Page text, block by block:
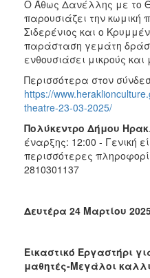
Ο Άθως Δανέλλης με το
παρουσιάζει την κωμική
Σιδερένιος και ο
παράσταση γεμάτη
ενθουσιάσει μικρούς
Περισσότερα στον
https://
theatre-23-03-2025/
Πολύκεντρο Δήμου
έναρξης: 12:00 - Γενική
περισσότερες
2810301137
Δευτέρα 24 Μαρτίου
Εικαστικό Εργαστήρι
μαθητές-Μεγάλοι